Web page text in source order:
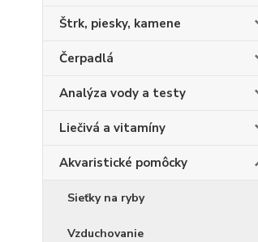
Štrk, piesky, kamene
Čerpadlá
Analýza vody a testy
Liečivá a vitamíny
Akvaristické pomôcky
Sieťky na ryby
Vzduchovanie